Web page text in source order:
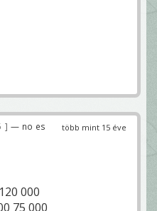
több mint 15 éve
— no es
000
75 000